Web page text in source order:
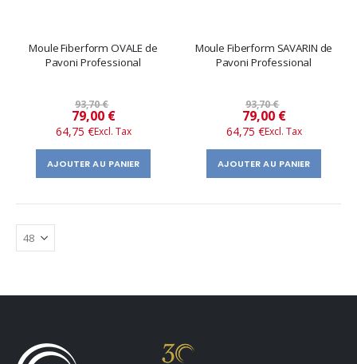
Moule Fiberform OVALE de
Pavoni Professional
93,70 €
Prix
​​
spécial
79,00 €
64,75 €
AJOUTER AU PANIER
Moule Fiberform SAVARIN de
Pavoni Professional
93,70 €
Prix
​​
spécial
79,00 €
64,75 €
AJOUTER AU PANIER